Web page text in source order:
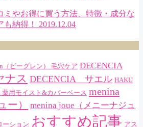
ミやお得に買う方法、特徴・成分な
も納得！ 2019.12.04
（ビーグレン） 毛穴ケア DECENCIA
ナス DECENCIA サエル HAKU
薬用モイスト&カバーベース menina
ー）
menina joue（メニーナジュ
ーション おすすめ記事 アス